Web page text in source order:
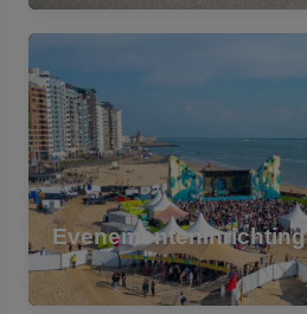
Evenementeninrichting